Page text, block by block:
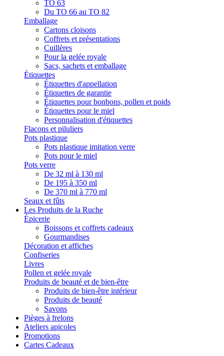
TO 63
Du TO 66 au TO 82
Emballage
Cartons cloisons
Coffrets et présentations
Cuillères
Pour la gelée royale
Sacs, sachets et emballage
Étiquettes
Étiquettes d'appellation
Étiquettes de garantie
Étiquettes pour bonbons, pollen et poids
Étiquettes pour le miel
Personnalisation d'étiquettes
Flacons et piluliers
Pots plastique
Pots plastique imitation verre
Pots pour le miel
Pots verre
De 32 ml à 130 ml
De 195 à 350 ml
De 370 ml à 770 ml
Seaux et fûts
Les Produits de la Ruche
Épicerie
Boissons et coffrets cadeaux
Gourmandises
Décoration et affiches
Confiseries
Livres
Pollen et gelée royale
Produits de beauté et de bien-être
Produits de bien-être intérieur
Produits de beauté
Savons
Pièges à frelons
Ateliers apicoles
Promotions
Cartes Cadeaux